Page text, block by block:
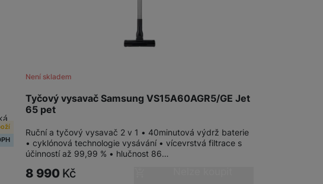
Tyčový vysavač Samsung VS15A60AGR5/GE Jet
65 pet
Není skladem
Ruční a tyčový vysavač 2 v 1 • 40minutová výdrž baterie
• cyklónová technologie vysávání • vícevrstvá filtrace s
účinností až 99,99 % • hlučnost 86…
8 990 Kč